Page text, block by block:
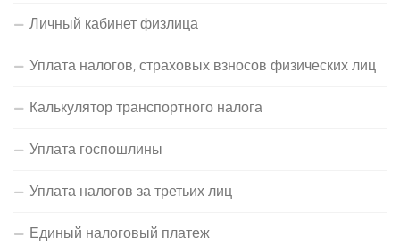
Личный кабинет физлица
Уплата налогов, страховых взносов физических лиц
Калькулятор транспортного налога
Уплата госпошлины
Уплата налогов за третьих лиц
Единый налоговый платеж